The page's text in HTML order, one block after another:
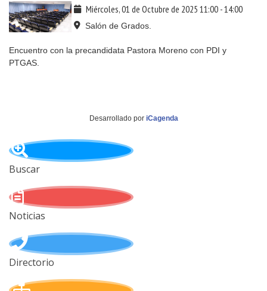
Miércoles, 01 de Octubre de 2025 11:00-14:00
Salón de Grados.
Encuentro con la precandidata Pastora Moreno con PDI y
PTGAS.
Desarrollado por iCagenda
Buscar
Noticias
Directorio